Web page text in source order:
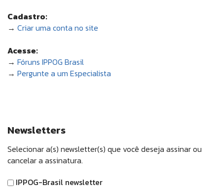
Cadastro:
→ Criar uma conta no site
Acesse:
→ Fóruns IPPOG Brasil
→ Pergunte a um Especialista
Newsletters
Selecionar a(s) newsletter(s) que você deseja assinar ou
cancelar a assinatura.
IPPOG-Brasil newsletter